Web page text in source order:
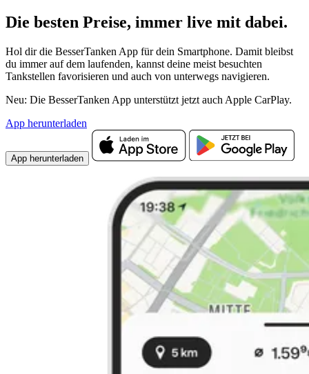
Die besten Preise, immer live mit dabei.
Hol dir die BesserTanken App für dein Smartphone. Damit bleibst
du immer auf dem laufenden, kannst deine meist besuchten
Tankstellen favorisieren und auch von unterwegs navigieren.
Neu: Die BesserTanken App unterstützt jetzt auch Apple CarPlay.
App herunterladen
App herunterladen